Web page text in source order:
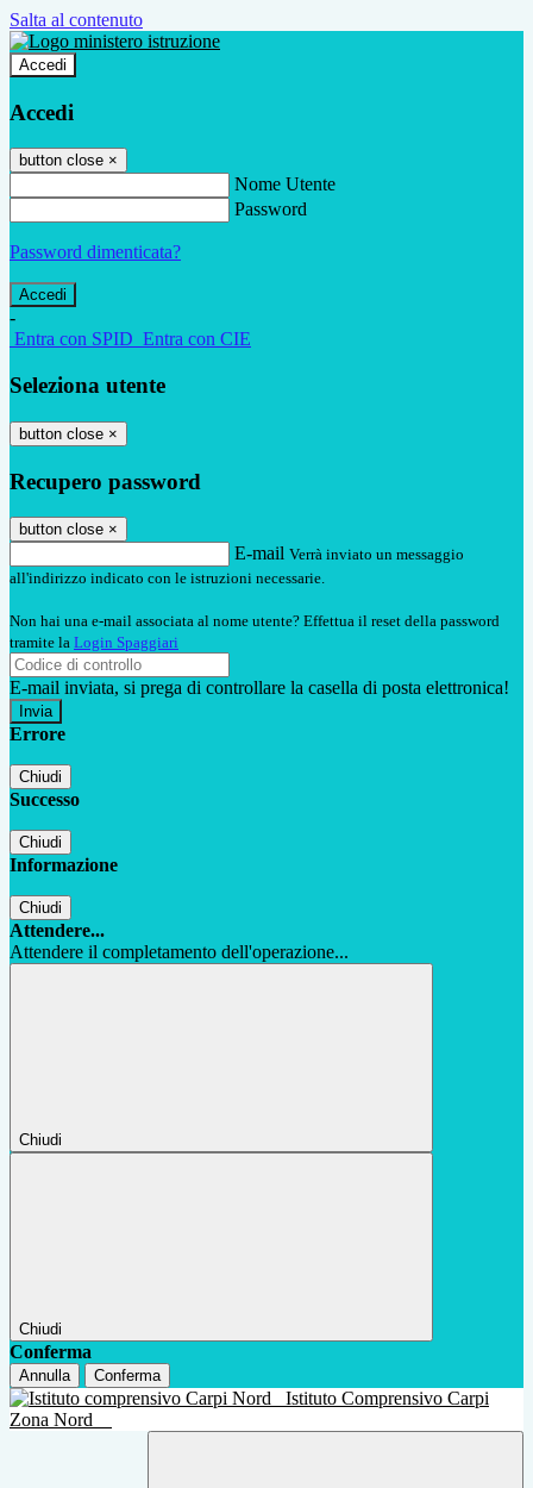
Salta al contenuto
Accedi
Accedi
button close ×
Nome Utente
Password
Password dimenticata?
-
Entra con SPID Entra con CIE
Seleziona utente
button close ×
Recupero password
button close ×
E-mail Verrà inviato un messaggio
all'indirizzo indicato con le istruzioni necessarie.
Non hai una e-mail associata al nome utente? Effettua il reset della password
tramite la Login Spaggiari
E-mail inviata, si prega di controllare la casella di posta elettronica!
Errore
Chiudi
Successo
Chiudi
Informazione
Chiudi
Attendere...
Attendere il completamento dell'operazione...
Chiudi
Chiudi
Conferma
Annulla Conferma
Istituto Comprensivo Carpi
Zona Nord